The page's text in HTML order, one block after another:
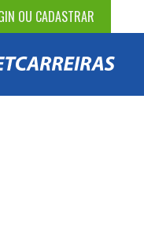
OU CADASTRAR